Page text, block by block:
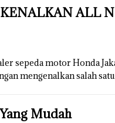
ALL
sepeda motor Honda
mengenalkan salah
Mudah